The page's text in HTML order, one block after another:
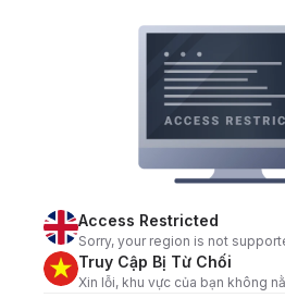
Access Restricted
Sorry, your region is not
Truy Cập Bị Từ Chối
Xin lỗi, khu vực của bạn không